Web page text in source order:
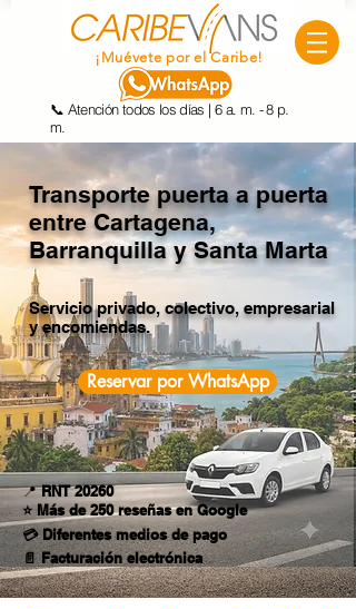
¡Muévete por el Caribe!
📞 Atención todos los días | 6 a. m. - 8 p.
m.
Servicio privado, colectivo, empresarial
y encomiendas.
Transporte puerta a puerta
entre Cartagena,
Barranquilla y Santa Marta
📍RNT 20260
⭐ Más de 250 reseñas en Google
💳 Diferentes medios de pago
📄 Facturación electrónica
Reservar por WhatsApp